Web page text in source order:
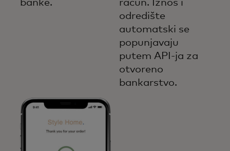
banke.
račun. Iznos i
odredište
automatski se
popunjavaju
putem API-ja za
otvoreno
bankarstvo.